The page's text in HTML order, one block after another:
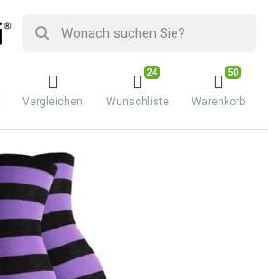
Vergleichen
24
Wunschliste
50
Warenkorb